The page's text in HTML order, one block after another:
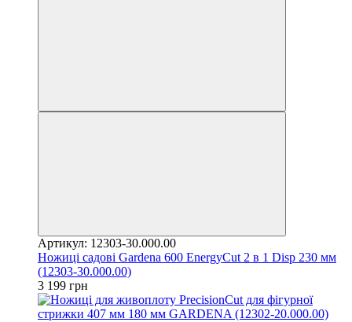
Артикул: 12303-30.000.00
Ножиці садові Gardena 600 EnergyCut 2 в 1 Disp 230 мм
(12303-30.000.00)
3 199 грн